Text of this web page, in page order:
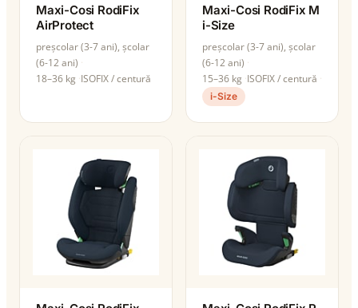
Maxi-Cosi RodiFix
AirProtect
preșcolar (3-7 ani), școlar
(6-12 ani)
18–36 kg ISOFIX / centură
Maxi-Cosi RodiFix M
i-Size
preșcolar (3-7 ani), școlar
(6-12 ani)
15–36 kg ISOFIX / centură
i-Size